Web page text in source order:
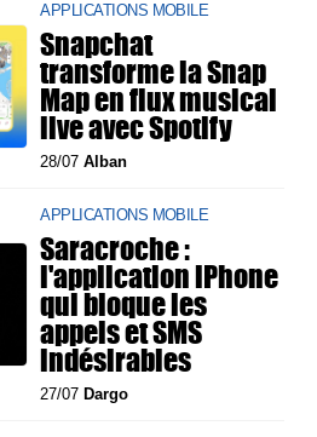
APPLICATIONS MOBILE
Snapchat
transforme la Snap
Map en flux musical
live avec Spotify
28/07Alban
APPLICATIONS MOBILE
Saracroche :
l'application iPhone
qui bloque les
appels et SMS
indésirables
27/07 Dargo